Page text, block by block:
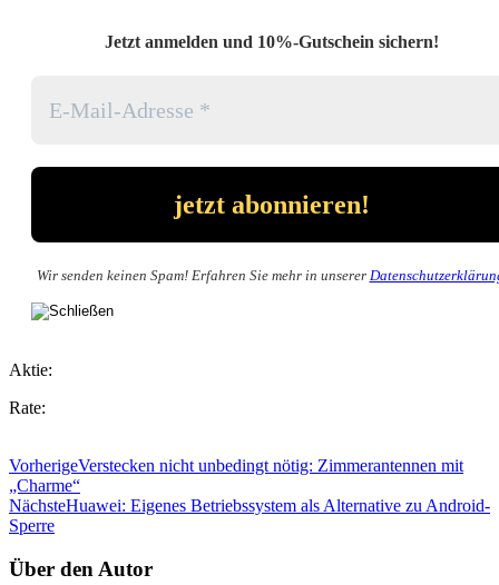
Jetzt anmelden und 10%-Gutschein sichern!
Wir senden keinen Spam! Erfahren Sie mehr in unserer
Aktie:
Rate:
VorherigeVerstecken nicht unbedingt nötig: Zimmerantennen mit
„Charme“
NächsteHuawei: Eigenes Betriebssystem als Alternative zu Android-
Sperre
Über den Autor